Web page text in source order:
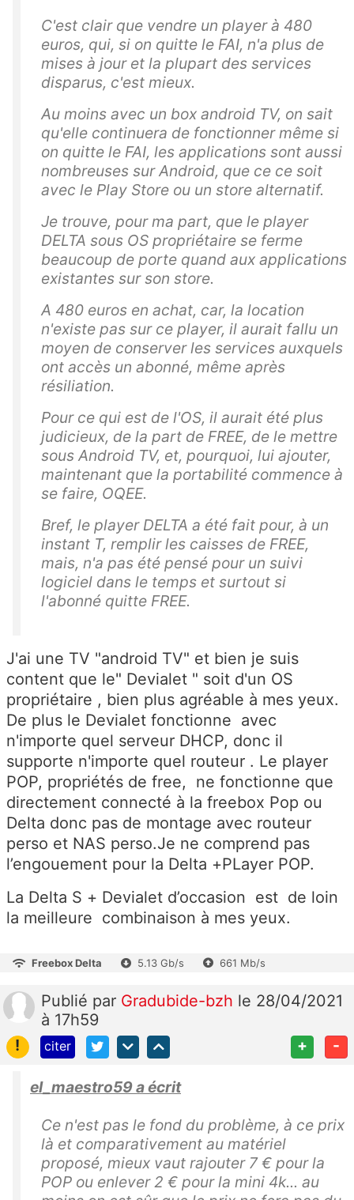
C'est clair que vendre un player à 480
euros, qui, si on quitte le FAI, n'a plus de
mises à jour et la plupart des services
disparus, c'est mieux.
Au moins avec un box android TV, on sait
qu'elle continuera de fonctionner même si
on quitte le FAI, les applications sont aussi
nombreuses sur Android, que ce ce soit
avec le Play Store ou un store alternatif.
Je trouve, pour ma part, que le player
DELTA sous OS propriétaire se ferme
beaucoup de porte quand aux applications
existantes sur son store.
A 480 euros en achat, car, la location
n'existe pas sur ce player, il aurait fallu un
moyen de conserver les services auxquels
ont accès un abonné, même après
résiliation.
Pour ce qui est de l'OS, il aurait été plus
judicieux, de la part de FREE, de le mettre
sous Android TV, et, pourquoi, lui ajouter,
maintenant que la portabilité commence à
se faire, OQEE.
Bref, le player DELTA a été fait pour, à un
instant T, remplir les caisses de FREE,
mais, n'a pas été pensé pour un suivi
logiciel dans le temps et surtout si
l'abonné quitte FREE.
J'ai une TV "android TV" et bien je suis
content que le" Devialet " soit d'un OS
propriétaire , bien plus agréable à mes yeux.
De plus le Devialet fonctionne avec
n'importe quel serveur DHCP, donc il
supporte n'importe quel routeur . Le player
POP, propriétés de free, ne fonctionne que
directement connecté à la freebox Pop ou
Delta donc pas de montage avec routeur
perso et NAS perso.Je ne comprend pas
l’engouement pour la Delta +PLayer POP.
La Delta S + Devialet d’occasion est de loin
la meilleure combinaison à mes yeux.
Freebox Delta 5.13 Gb/s 661 Mb/s
Publié par Gradubide-bzh le 28/04/2021
à 17h59
!
citer + -
el_maestro59 a écrit
Ce n'est pas le fond du problème, à ce prix
là et comparativement au matériel
proposé, mieux vaut rajouter 7 € pour la
POP ou enlever 2 € pour la mini 4k... au